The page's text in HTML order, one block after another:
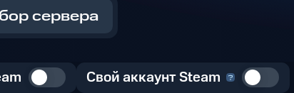
сервера
Свой аккаунт Steam